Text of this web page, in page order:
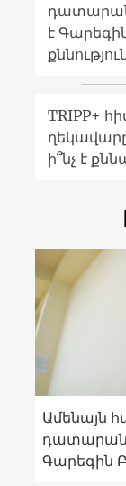
է
TRIPP+
ի՞նչ է
Ամենայն
Գարեգին